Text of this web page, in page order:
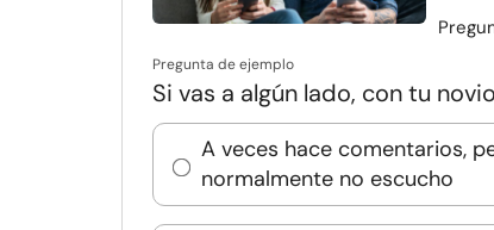
Pregunta de ejemplo
Si vas a algún lado, con tu
A veces hace comentarios,
normalmente no escucho